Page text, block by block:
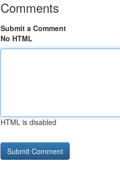
Comments
Submit a Comment
No HTML
HTML is disabled